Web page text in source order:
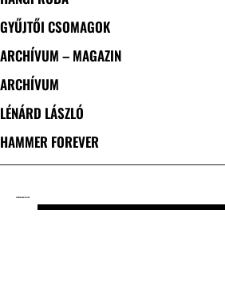
GYŰJTŐI CSOMAGOK
ARCHÍVUM – MAGAZIN
ARCHÍVUM
LÉNÁRD LÁSZLÓ
HAMMER FOREVER